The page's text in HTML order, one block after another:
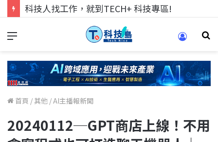
科技人找工作，就到TECH+ 科技專區!
首頁 /其他 /AI主播報新聞
20240112─GPT商店上線！不用